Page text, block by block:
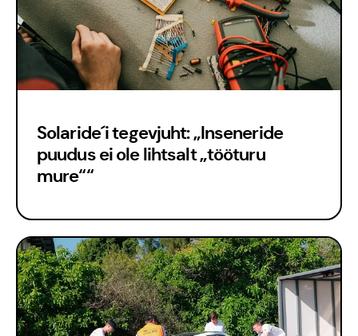
Solaride´i tegevjuht: „Inseneride
puudus ei ole lihtsalt „tööturu
mure““